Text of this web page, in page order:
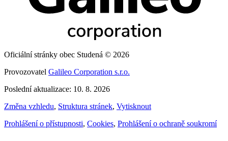
Oficiální stránky obec Studená © 2026
Provozovatel Galileo Corporation s.r.o.
Poslední aktualizace: 10. 8. 2026
Změna vzhledu, Struktura stránek, Vytisknout
Prohlášení o přístupnosti, Cookies, Prohlášení o ochraně soukromí